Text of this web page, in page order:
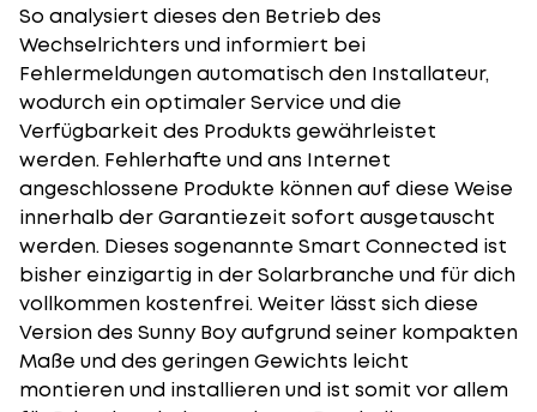
So analysiert dieses den Betrieb des
Wechselrichters und informiert bei
Fehlermeldungen automatisch den Installateur,
wodurch ein optimaler Service und die
Verfügbarkeit des Produkts gewährleistet
werden. Fehlerhafte und ans Internet
angeschlossene Produkte können auf diese Weise
innerhalb der Garantiezeit sofort ausgetauscht
werden. Dieses sogenannte Smart Connected ist
bisher einzigartig in der Solarbranche und für dich
vollkommen kostenfrei. Weiter lässt sich diese
Version des Sunny Boy aufgrund seiner kompakten
Maße und des geringen Gewichts leicht
montieren und installieren und ist somit vor allem